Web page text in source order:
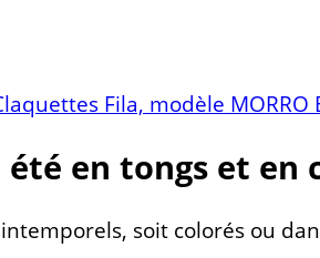
Fila, modèle MORRO
en tongs et en
soit colorés ou